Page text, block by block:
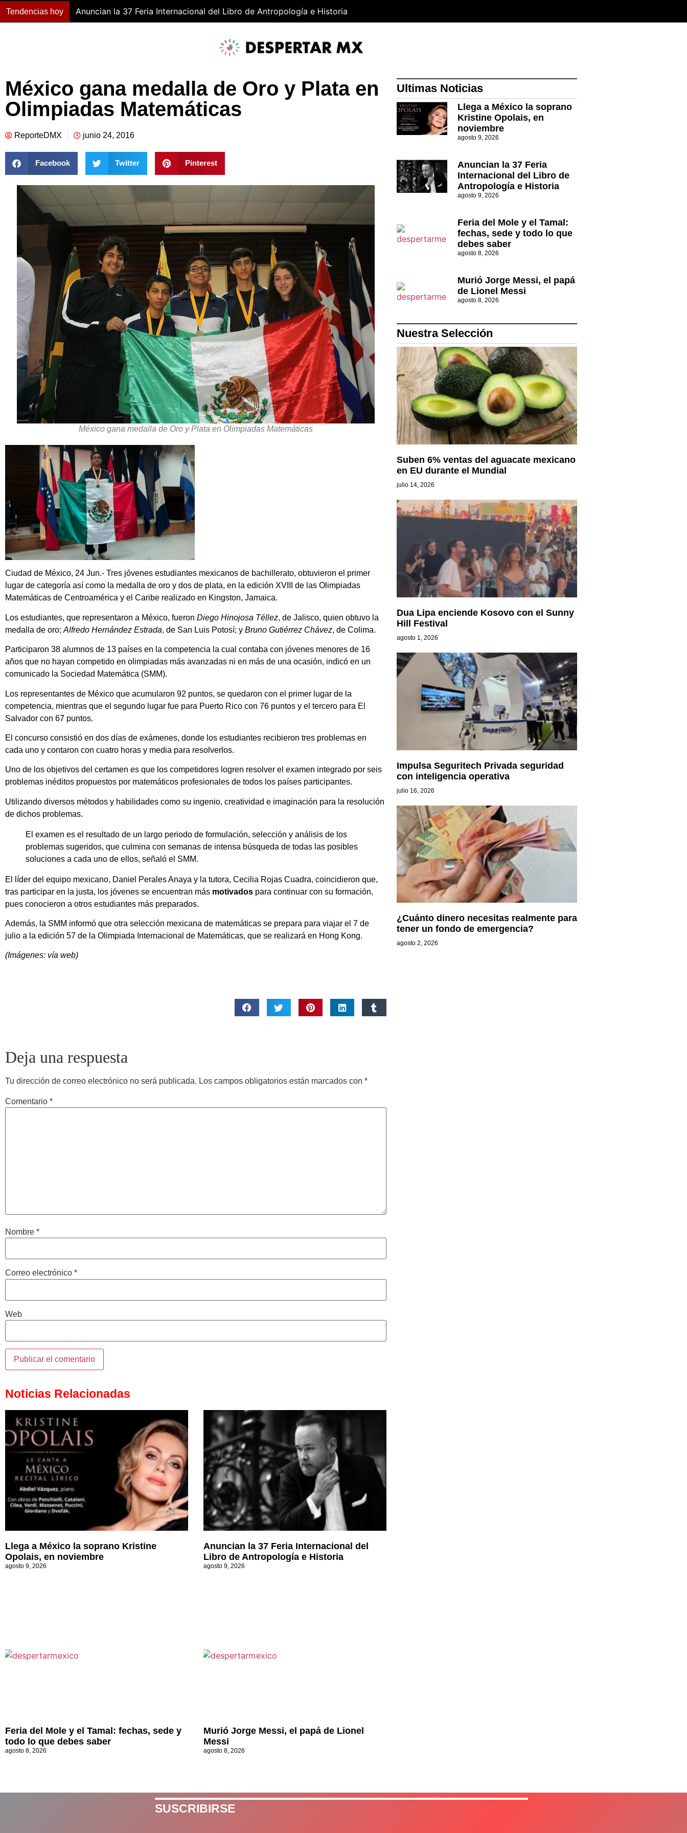
Tendencias hoy Anuncian la 37 Feria Internacional del Libro de Antropología e Historia
México gana medalla de Oro y Plata en
Olimpiadas Matemáticas
ReporteDMX junio 24, 2016
Facebook Twitter Pinterest
México gana medalla de Oro y Plata en Olimpiadas Matemáticas
Ciudad de México, 24 Jun.- Tres jóvenes estudiantes mexicanos de bachillerato, obtuvieron el primer
lugar de categoría así como la medalla de oro y dos de plata, en la edición XVIII de las Olimpiadas
Matemáticas de Centroamérica y el Caribe realizado en Kingston, Jamaica.
Los estudiantes, que representaron a México, fueron Diego Hinojosa Téllez, de Jalisco, quien obtuvo la
medalla de oro; Alfredo Hernández Estrada, de San Luis Potosí; y Bruno Gutiérrez Chávez, de Colima.
Participaron 38 alumnos de 13 países en la competencia la cual contaba con jóvenes menores de 16
años que no hayan competido en olimpiadas más avanzadas ni en más de una ocasión, indicó en un
comunicado la Sociedad Matemática (SMM).
Los representantes de México que acumularon 92 puntos, se quedaron con el primer lugar de la
competencia, mientras que el segundo lugar fue para Puerto Rico con 76 puntos y el tercero para El
Salvador con 67 puntos.
El concurso consistió en dos días de exámenes, donde los estudiantes recibieron tres problemas en
cada uno y contaron con cuatro horas y media para resolverlos.
Uno de los objetivos del certamen es que los competidores logren resolver el examen integrado por seis
problemas inéditos propuestos por matemáticos profesionales de todos los países participantes.
Utilizando diversos métodos y habilidades como su ingenio, creatividad e imaginación para la resolución
de dichos problemas.
El examen es el resultado de un largo periodo de formulación, selección y análisis de los
problemas sugeridos, que culmina con semanas de intensa búsqueda de todas las posibles
soluciones a cada uno de ellos, señaló el SMM.
El líder del equipo mexicano, Daniel Perales Anaya y la tutora, Cecilia Rojas Cuadra, coincidieron que,
tras participar en la justa, los jóvenes se encuentran más motivados para continuar con su formación,
pues conocieron a otros estudiantes más preparados.
Además, la SMM informó que otra selección mexicana de matemáticas se prepara para viajar el 7 de
julio a la edición 57 de la Olimpiada Internacional de Matemáticas, que se realizará en Hong Kong.
(Imágenes: vía web)
Deja una respuesta
Tu dirección de correo electrónico no será publicada. Los campos obligatorios están marcados con *
Comentario *
Nombre *
Correo electrónico *
Web
Noticias Relacionadas
Llega a México la soprano Kristine
Opolais, en noviembre
agosto 9, 2026
Anuncian la 37 Feria Internacional del
Libro de Antropología e Historia
agosto 9, 2026
Feria del Mole y el Tamal: fechas, sede y
todo lo que debes saber
agosto 8, 2026
Murió Jorge Messi, el papá de Lionel
Messi
agosto 8, 2026
Ultimas Noticias
Llega a México la soprano
Kristine Opolais, en
noviembre
agosto 9, 2026
Anuncian la 37 Feria
Internacional del Libro de
Antropología e Historia
agosto 9, 2026
Feria del Mole y el Tamal:
fechas, sede y todo lo que
debes saber
agosto 8, 2026
Murió Jorge Messi, el papá
de Lionel Messi
agosto 8, 2026
Nuestra Selección
Suben 6% ventas del aguacate mexicano
en EU durante el Mundial
julio 14, 2026
Dua Lipa enciende Kosovo con el Sunny
Hill Festival
agosto 1, 2026
Impulsa Seguritech Privada seguridad
con inteligencia operativa
julio 16, 2026
¿Cuánto dinero necesitas realmente para
tener un fondo de emergencia?
agosto 2, 2026
SUSCRIBIRSE